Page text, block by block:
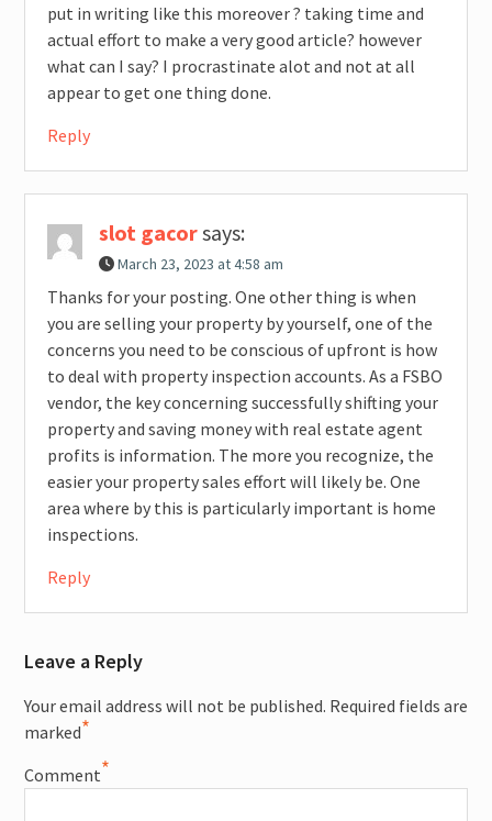
put in writing like this moreover ? taking time and
actual effort to make a very good article? however
what can I say? I procrastinate alot and not at all
appear to get one thing done.
Reply
slot gacorsays:
March 23, 2023 at 4:58 am
Thanks for your posting. One other thing is when
you are selling your property by yourself, one of the
concerns you need to be conscious of upfront is how
to deal with property inspection accounts. As a FSBO
vendor, the key concerning successfully shifting your
property and saving money with real estate agent
profits is information. The more you recognize, the
easier your property sales effort will likely be. One
area where by this is particularly important is home
inspections.
Reply
Leave a Reply
Your email address will not be published. Required fields are
marked*
Comment*